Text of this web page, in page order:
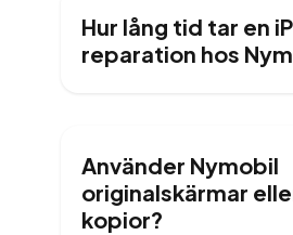
Hur lång tid tar en
reparation hos
Använder Nymobil
originalskärmar
kopior?